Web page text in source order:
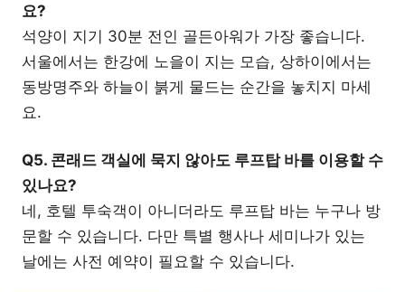
요?
석양이 지기 30분 전인 골든아워가 가장 좋습니다.
서울에서는 한강에 노을이 지는 모습, 상하이에서는
동방명주와 하늘이 붉게 물드는 순간을 놓치지 마세
요.
Q5. 콘래드 객실에 묵지 않아도 루프탑 바를 이용할 수
있나요?
네, 호텔 투숙객이 아니더라도 루프탑 바는 누구나 방
문할 수 있습니다. 다만 특별 행사나 세미나가 있는
날에는 사전 예약이 필요할 수 있습니다.